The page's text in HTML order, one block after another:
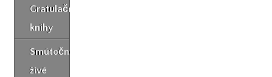
Gratulačné
knihy
Smútočné
živé